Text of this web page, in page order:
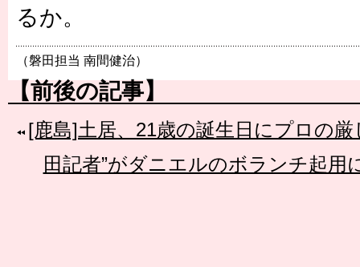
るか。
（磐田担当 南間健治）
【前後の記事】
[鹿島]土居、21歳の誕生日にプロの
田記者”がダニエルのボランチ起用